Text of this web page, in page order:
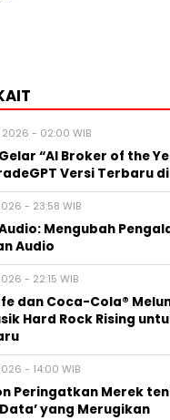
- 02:00 WIB
“AI Broker of the
Versi Terbaru di
- 23:58 WIB
Mengubah
Audio
- 22:15 WIB
dan Coca-Cola®
Hard Rock Rising
- 14:00 WIB
Peringatkan Merek
yang Merugikan